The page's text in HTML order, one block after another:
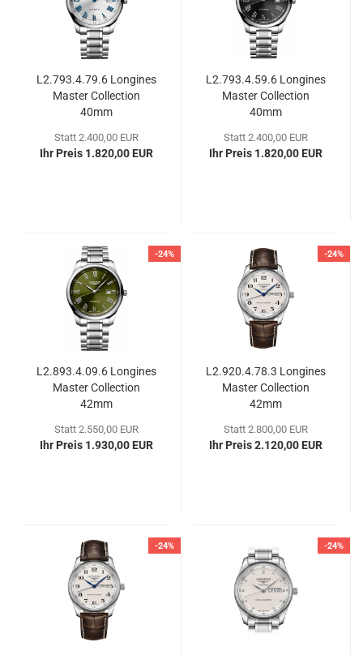
L2.793.4.79.6 Lon­gi­nes
Mas­ter Coll­ec­tion
40mm
Statt 2.400,00 EUR
Ihr Preis 1.820,00 EUR
L2.793.4.59.6 Lon­gi­nes
Mas­ter Coll­ec­tion
40mm
Statt 2.400,00 EUR
Ihr Preis 1.820,00 EUR
-24%
L2.893.4.09.6 Lon­gi­nes
Mas­ter Coll­ec­tion
42mm
Statt 2.550,00 EUR
Ihr Preis 1.930,00 EUR
-24%
L2.920.4.78.3 Lon­gi­nes
Mas­ter Coll­ec­tion
42mm
Statt 2.800,00 EUR
Ihr Preis 2.120,00 EUR
-24% -24%